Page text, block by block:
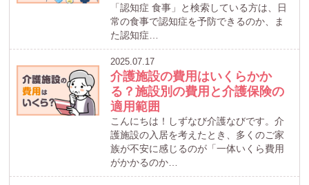
「認知症 食事」と検索している方は、日
常の食事で認知症を予防できるのか、ま
た認知症…
2025.07.17
介護施設の費用はいくらかか
る？施設別の費用と介護保険の
適用範囲
こんにちは！しずなび介護なびです。介
護施設の入居を考えたとき、多くのご家
族が不安に感じるのが「一体いくら費用
がかかるのか…